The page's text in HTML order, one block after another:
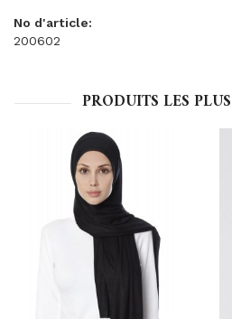
No d'article:
200602
PRODUITS LES